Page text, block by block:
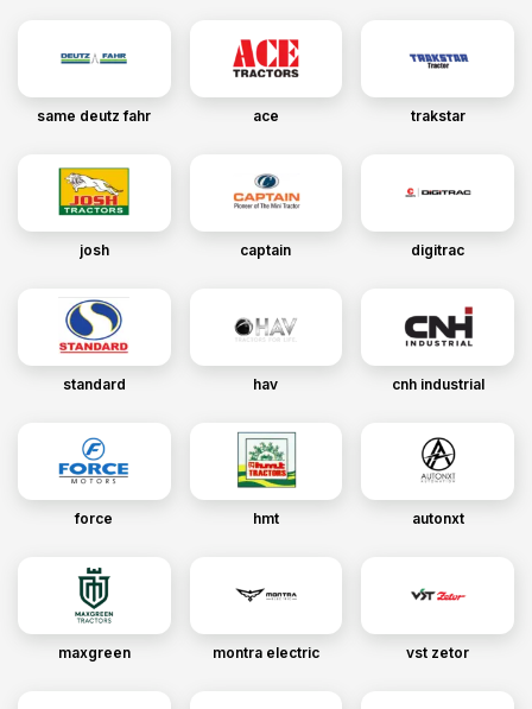
same deutz fahr ace trakstar
josh captain digitrac
standard hav cnh industrial
force hmt autonxt
maxgreen montra electric vst zetor